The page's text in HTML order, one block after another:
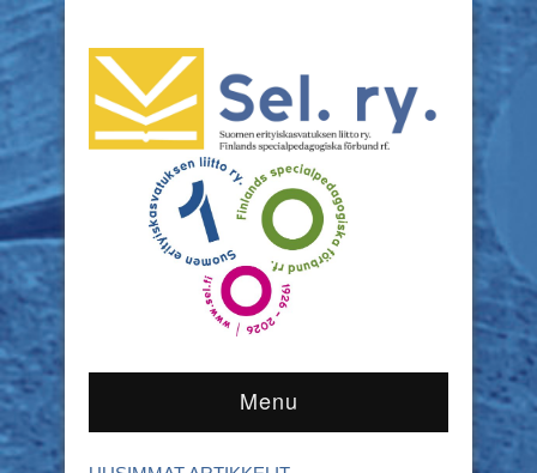
Menu